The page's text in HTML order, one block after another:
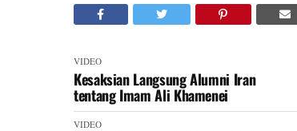
VIDEO
Kesaksian Langsung Alumni Iran
tentang Imam Ali Khamenei
VIDEO